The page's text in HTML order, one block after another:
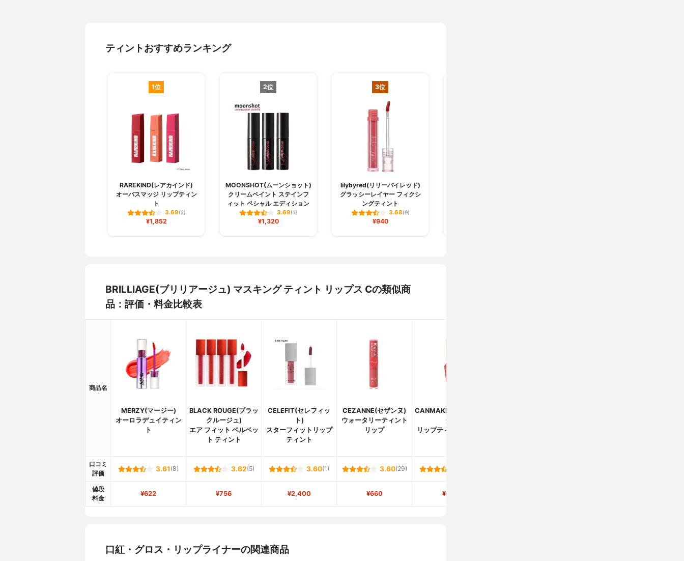
ティントおすすめランキング
1位
RAREKIND(レアカインド)
オーバスマッジ リップティン
ト
3.69(2)
¥1,852
2位
MOONSHOT(ムーンショット)
クリームペイント ステインフ
ィット ペシャル エディション
3.69(1)
¥1,320
3位
lilybyred(リリーバイレッド)
グラッシーレイヤー フィクシ
ングティント
3.68(9)
¥940
BRILLIAGE(ブリリアージュ) マスキング ティント リップス Cの類似商
品：評価・料金比較表
商品名
MERZY(マージー)
オーロラデュイティン
ト
BLACK ROUGE(ブラッ
クルージュ)
エア フィット ベルベッ
ト ティント
CELEFIT(セレフィッ
ト)
スターフィットリップ
ティント
CEZANNE(セザンヌ)
ウォータリーティント
リップ
CANMAKE(キャンメイ
ク)
リップティントシロッ
口コミ
評価
3.61 (8) 3.62(5) 3.60(1) 3.60(29)
値段
料金
¥622 ¥756 ¥2,400 ¥660 ¥613
口紅・グロス・リップライナーの関連商品